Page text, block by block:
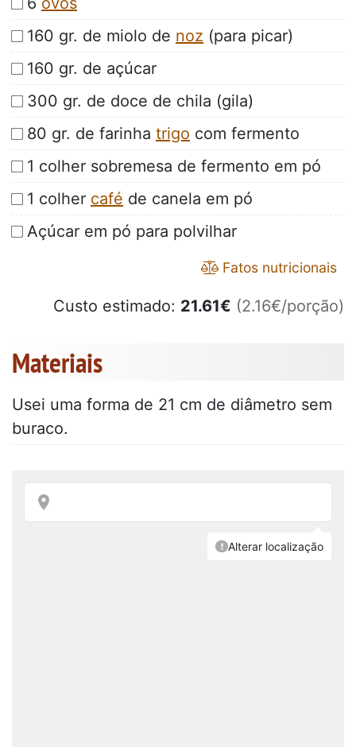
160 gr. de miolo de noz (para picar)
160 gr. de açúcar
300 gr. de doce de chila (gila)
80 gr. de farinha trigo com fermento
1 colher sobremesa de fermento em pó
1 colher café de canela em pó
Açúcar em pó para polvilhar
Fatos nutricionais
Custo estimado: 21.61€ (2.16€/porção)
Materiais
Usei uma forma de 21 cm de diâmetro sem
buraco.